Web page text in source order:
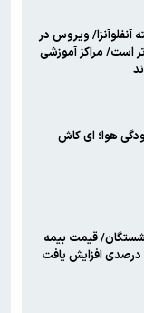
آنفلوآنزا/ ویروس در
است/ مراکز آموزشی
هوا؛ ای کاش
قیمت بیمه